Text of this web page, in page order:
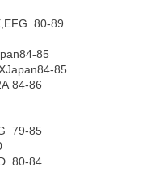
80-89
84-85
Japan84-85
84-86
79-85
80-84